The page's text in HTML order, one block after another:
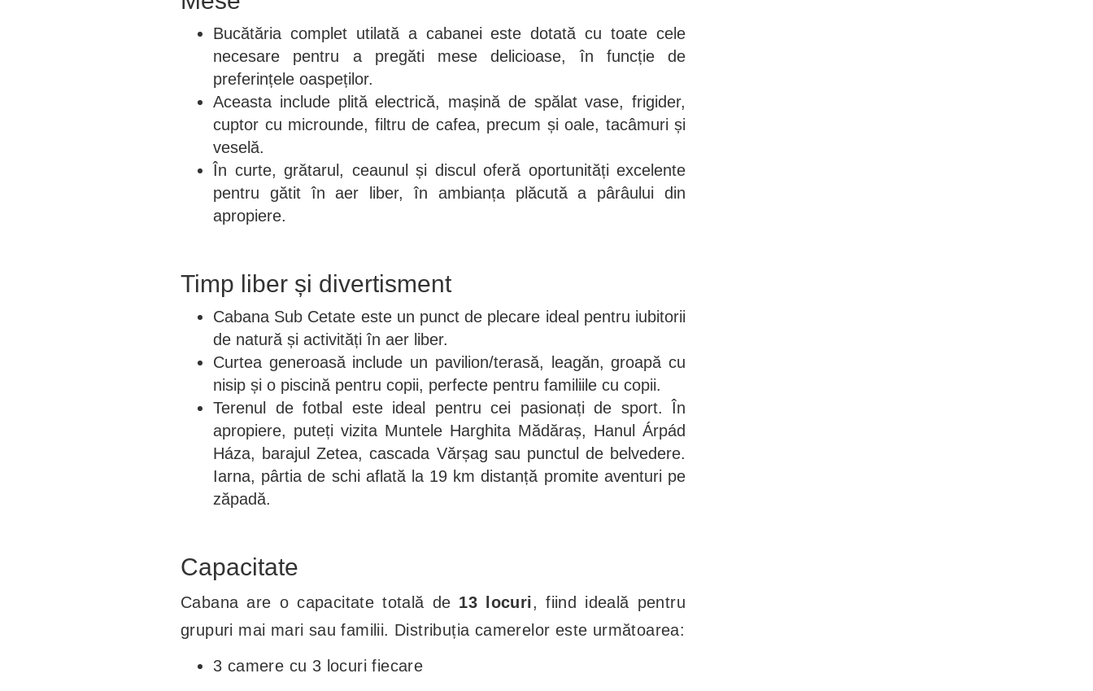
Bucătăria complet utilată a cabanei este dotată cu toate cele
necesare pentru a pregăti mese delicioase, în funcție de
preferințele oaspeților.
Aceasta include plită electrică, mașină de spălat vase, frigider,
cuptor cu microunde, filtru de cafea, precum și oale, tacâmuri și
veselă.
În curte, grătarul, ceaunul și discul oferă oportunități excelente
pentru gătit în aer liber, în ambianța plăcută a pârâului din
apropiere.
Timp liber și divertisment
Cabana Sub Cetate este un punct de plecare ideal pentru iubitorii
de natură și activități în aer liber.
Curtea generoasă include un pavilion/terasă, leagăn, groapă cu
nisip și o piscină pentru copii, perfecte pentru familiile cu copii.
Terenul de fotbal este ideal pentru cei pasionați de sport. În
apropiere, puteți vizita Muntele Harghita Mădăraș, Hanul Árpád
Háza, barajul Zetea, cascada Vărșag sau punctul de belvedere.
Iarna, pârtia de schi aflată la 19 km distanță promite aventuri pe
zăpadă.
Capacitate
Cabana are o capacitate totală de 13 locuri, fiind ideală pentru
grupuri mai mari sau familii. Distribuția camerelor este următoarea:
3 camere cu 3 locuri fiecare